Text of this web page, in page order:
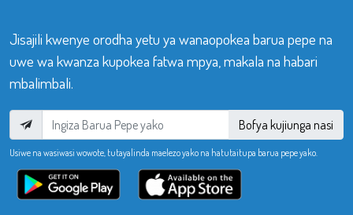
Jisajili kwenye orodha yetu ya wanaopokea barua pepe na
uwe wa kwanza kupokea fatwa mpya, makala na habari
mbalimbali.
Bofya kujiunga nasi
Usiwe na wasiwasi wowote, tutayalinda maelezo yako na hatutaitupa barua pepe yako.